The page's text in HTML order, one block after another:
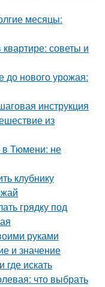
месяцы:
советы и
до нового урожая:
инструкция
из
Тюмени: не
клубнику
грядку под
руками
и значение
где искать
что выбрать